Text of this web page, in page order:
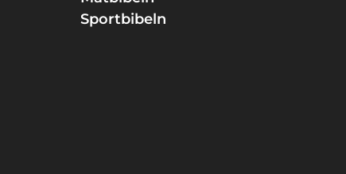
Sportbibeln